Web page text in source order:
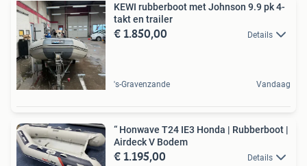
KEWI rubberboot met Johnson 9.9 pk 4-
takt en trailer
€ 1.850,00 Details
's-Gravenzande Vandaag
“ Honwave T24 IE3 Honda | Rubberboot |
Airdeck V Bodem
€ 1.195,00 Details